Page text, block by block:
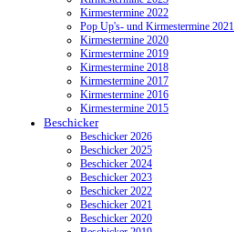
Kirmestermine 2022
Pop Up's- und Kirmestermine 2021
Kirmestermine 2020
Kirmestermine 2019
Kirmestermine 2018
Kirmestermine 2017
Kirmestermine 2016
Kirmestermine 2015
Beschicker
Beschicker 2026
Beschicker 2025
Beschicker 2024
Beschicker 2023
Beschicker 2022
Beschicker 2021
Beschicker 2020